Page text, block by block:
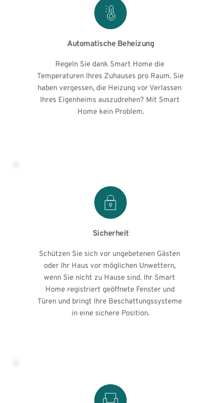
Automatische Beheizung
Regeln Sie dank Smart Home die
Temperaturen Ihres Zuhauses pro Raum. Sie
haben vergessen, die Heizung vor Verlassen
Ihres Eigenheims auszudrehen? Mit Smart
Home kein Problem.
Sicherheit
Schützen Sie sich vor ungebetenen Gästen
oder Ihr Haus vor möglichen Unwettern,
wenn Sie nicht zu Hause sind. Ihr Smart
Home registriert geöffnete Fenster und
Türen und bringt Ihre Beschattungssysteme
in eine sichere Position.